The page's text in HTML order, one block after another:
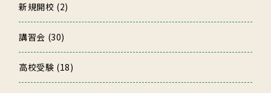
新規開校 (2)
講習会 (30)
高校受験 (18)